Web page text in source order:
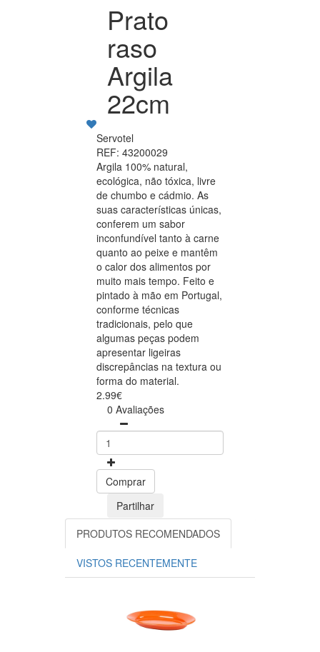
Prato
raso
Argila
22cm
Servotel
REF: 43200029
Argila 100% natural,
ecológica, não tóxica, livre
de chumbo e cádmio. As
suas características únicas,
conferem um sabor
inconfundível tanto à carne
quanto ao peixe e mantêm
o calor dos alimentos por
muito mais tempo. Feito e
pintado à mão em Portugal,
conforme técnicas
tradicionais, pelo que
algumas peças podem
apresentar ligeiras
discrepâncias na textura ou
forma do material.
2.99€
0 Avaliações
Comprar
Partilhar
PRODUTOS RECOMENDADOS
VISTOS RECENTEMENTE